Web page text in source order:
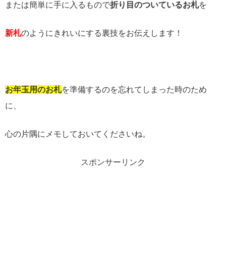
または簡単に手に入るもので折り目のついているお札を
新札のようにきれいにする裏技をお伝えします！
お年玉用のお札を準備するのを忘れてしまった時のため
に、
心の片隅にメモしておいてくださいね。
スポンサーリンク